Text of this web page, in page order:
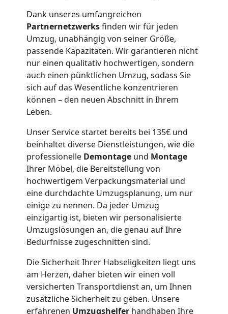
Dank unseres umfangreichen
Partnernetzwerksfinden wir für jeden
Umzug, unabhängig von seiner Größe,
passende Kapazitäten. Wir garantieren nicht
nur einen qualitativ hochwertigen, sondern
auch einen pünktlichen Umzug, sodass Sie
sich auf das Wesentliche konzentrieren
können – den neuen Abschnitt in Ihrem
Leben.
Unser Service startet bereits bei 135€ und
beinhaltet diverse Dienstleistungen, wie die
professionelle Demontage und Montage
Ihrer Möbel, die Bereitstellung von
hochwertigem Verpackungsmaterial und
eine durchdachte Umzugsplanung, um nur
einige zu nennen. Da jeder Umzug
einzigartig ist, bieten wir personalisierte
Umzugslösungen an, die genau auf Ihre
Bedürfnisse zugeschnitten sind.
Die Sicherheit Ihrer Habseligkeiten liegt uns
am Herzen, daher bieten wir einen voll
versicherten Transportdienst an, um Ihnen
zusätzliche Sicherheit zu geben. Unsere
erfahrenen Umzugshelfer handhaben Ihre
Umzugshelfer
Leonding
Möbeltaxi
Leonding
Kleintransport
Leonding
Möbelmontage
Leonding
Möbeltransport